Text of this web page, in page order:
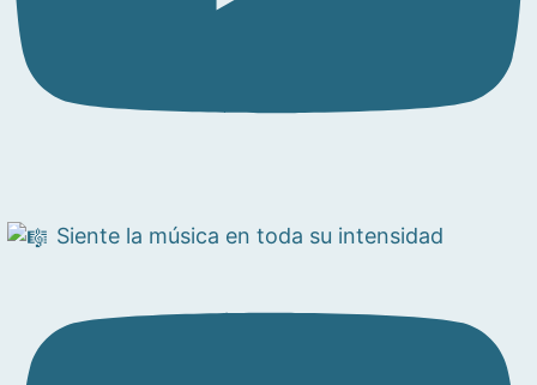
Siente la música en toda su intensidad